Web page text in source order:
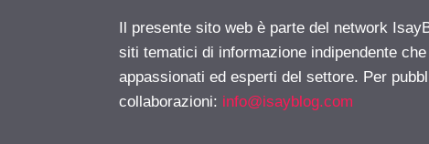
Il presente sito web è parte del network
siti tematici di informazione indipendente
appassionati ed esperti del settore. Per
collaborazioni: info@isayblog.com